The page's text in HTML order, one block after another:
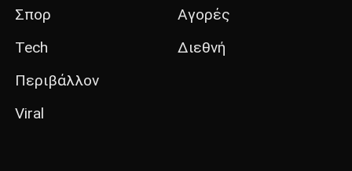
Σπορ
Tech
Περιβάλλον
Viral
Αγορές
Διεθνή